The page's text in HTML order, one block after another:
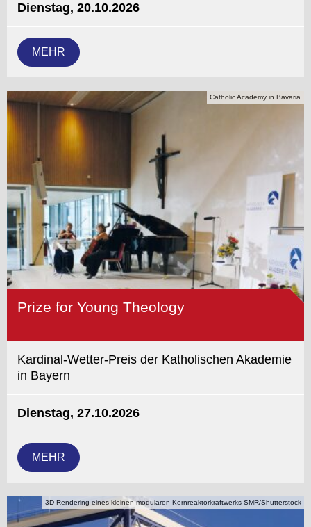
Dienstag, 20.10.2026
MEHR
Catholic Academy in Bavaria
Prize for Young Theology
Kardinal-Wetter-Preis der Katholischen Akademie
in Bayern
Dienstag, 27.10.2026
MEHR
3D-Rendering eines kleinen modularen Kernreaktorkraftwerks SMR/Shutterstock